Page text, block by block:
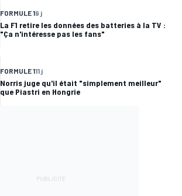
FORMULE 19 j
La F1 retire les données des batteries à la TV :
"Ça n'intéresse pas les fans"
FORMULE 111 j
Norris juge qu'il était "simplement meilleur"
que Piastri en Hongrie